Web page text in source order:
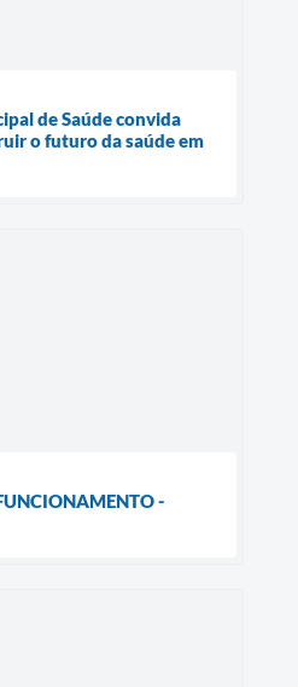
de Saúde convida
o futuro da saúde em
-